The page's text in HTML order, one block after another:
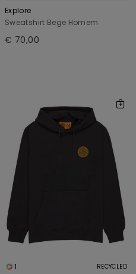
Explore
Sweatshirt Bege Homem
€ 70,00
1 RECYCLED